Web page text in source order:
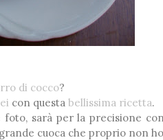
di cocco?
con questa bellissima ricetta.
sarà per la precisione
cuoca che proprio non